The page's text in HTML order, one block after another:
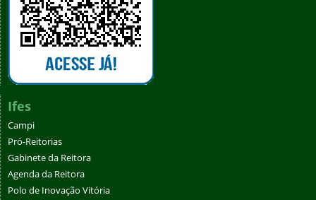
Ifes
Campi
Pró-Reitorias
Gabinete da Reitora
Agenda da Reitora
Polo de Inovação Vitória